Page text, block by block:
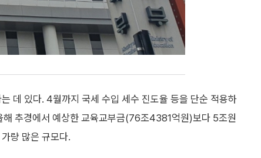
데 있다. 4월까지 국세 수입 세수 진도율 등을 단순 적용하
추경에서 예상한 교육교부금(76조4381억원)보다 5조원
량 많은 규모다.